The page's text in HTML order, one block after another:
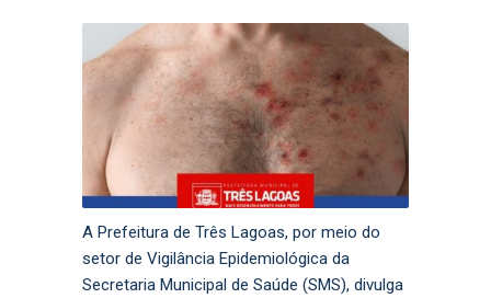
A Prefeitura de Três Lagoas, por meio do
setor de Vigilância Epidemiológica da
Secretaria Municipal de Saúde (SMS), divulga